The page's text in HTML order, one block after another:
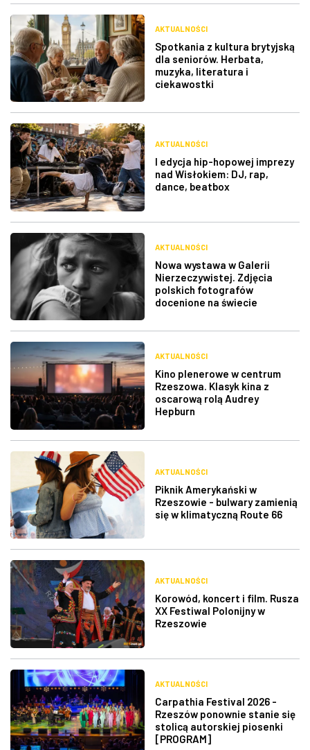
AKTUALNOŚCI
Spotkania z kultura brytyjską
dla seniorów. Herbata,
muzyka, literatura i
ciekawostki
AKTUALNOŚCI
I edycja hip-hopowej imprezy
nad Wisłokiem: DJ, rap,
dance, beatbox
AKTUALNOŚCI
Nowa wystawa w Galerii
Nierzeczywistej. Zdjęcia
polskich fotografów
docenione na świecie
AKTUALNOŚCI
Kino plenerowe w centrum
Rzeszowa. Klasyk kina z
oscarową rolą Audrey
Hepburn
AKTUALNOŚCI
Piknik Amerykański w
Rzeszowie - bulwary zamienią
się w klimatyczną Route 66
AKTUALNOŚCI
Korowód, koncert i film. Rusza
XX Festiwal Polonijny w
Rzeszowie
AKTUALNOŚCI
Carpathia Festival 2026 -
Rzeszów ponownie stanie się
stolicą autorskiej piosenki
[PROGRAM]